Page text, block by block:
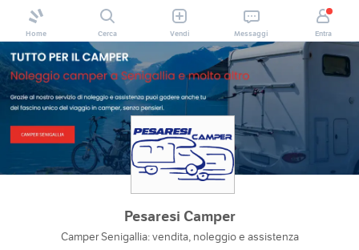
Home Cerca Vendi Messaggi Entra
Pesaresi Camper
Camper Senigallia: vendita, noleggio e assistenza